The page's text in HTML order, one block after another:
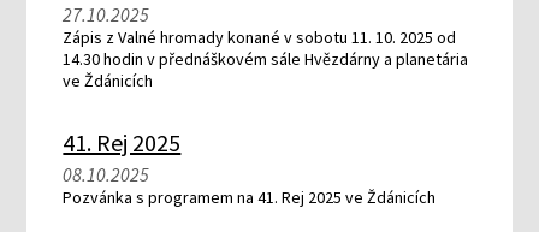
27.10.2025
Zápis z Valné hromady konané v sobotu 11. 10. 2025 od
14.30 hodin v přednáškovém sále Hvězdárny a planetária
ve Ždánicích
41. Rej 2025
08.10.2025
Pozvánka s programem na 41. Rej 2025 ve Ždánicích